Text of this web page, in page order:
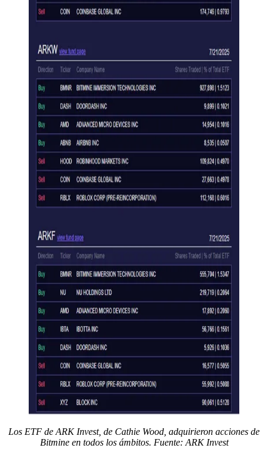
Los ETF de ARK Invest, de Cathie Wood, adquirieron acciones de
Bitmine en todos los ámbitos. Fuente: ARK Invest